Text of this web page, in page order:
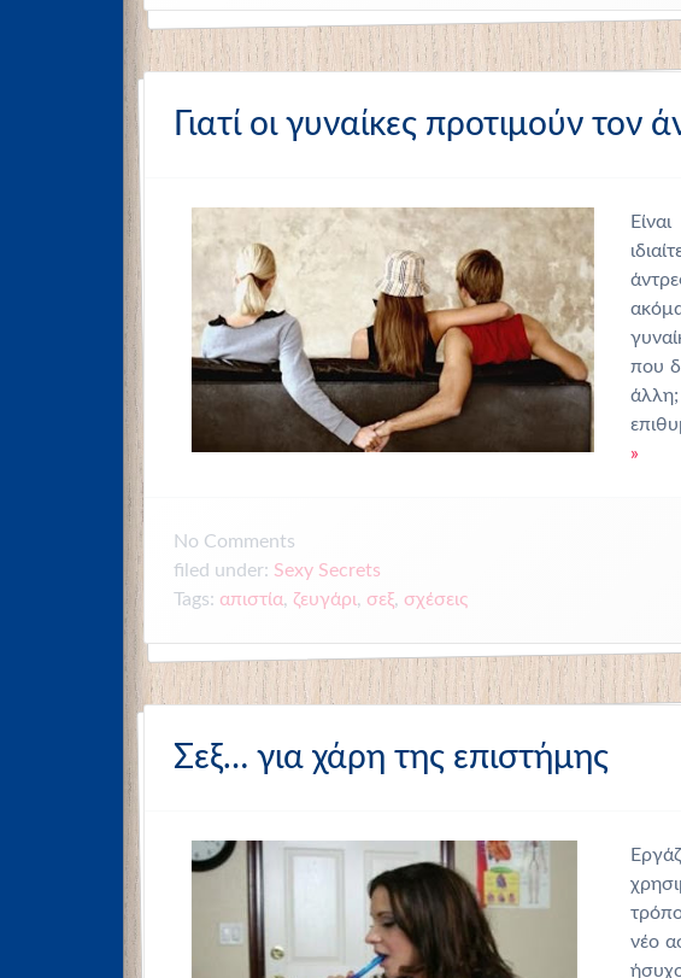
Γιατί οι γυναίκες προτιμούν τον
που
»
No Comments
filed under: Sexy Secrets
Tags: απιστία, ζευγάρι, σεξ, σχέσεις
Σεξ… για χάρη της επιστήμης
νέο